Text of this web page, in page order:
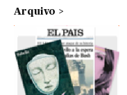
Arquivo